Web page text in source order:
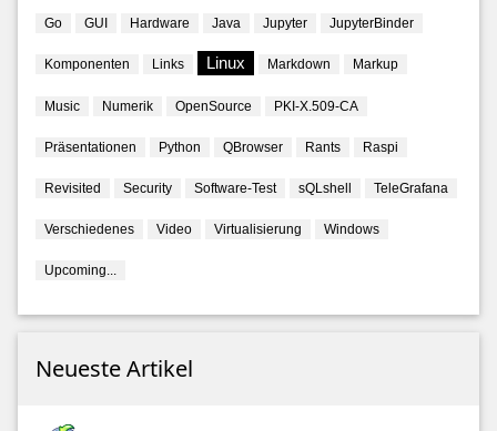
Go GUI Hardware Java Jupyter JupyterBinder
Komponenten Links Linux Markdown Markup
Music Numerik OpenSource PKI-X.509-CA
Präsentationen Python QBrowser Rants Raspi
Revisited Security Software-Test sQLshell TeleGrafana
Verschiedenes Video Virtualisierung Windows
Upcoming...
Neueste Artikel